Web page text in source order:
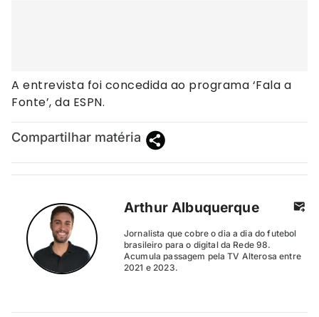
A entrevista foi concedida ao programa ‘Fala a
Fonte’, da ESPN.
Compartilhar matéria
Arthur Albuquerque
Jornalista que cobre o dia a dia do futebol
brasileiro para o digital da Rede 98.
Acumula passagem pela TV Alterosa entre
2021 e 2023.